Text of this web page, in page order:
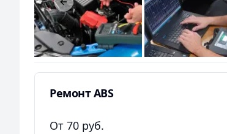
Previous slide
Ремонт ABS
От 70 руб.